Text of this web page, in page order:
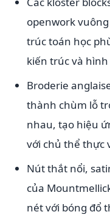
openwork
trúc toán học
kiến trúc và hình
Broderie
thành chùm lỗ
nhau, tạo hiệu
với chủ thể thực
Nút thắt nổi,
của
nét với bóng đổ